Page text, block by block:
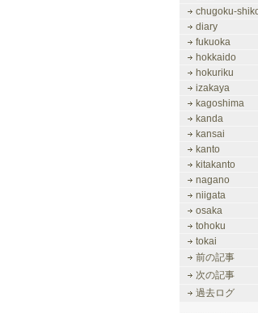
chugoku-
diary
fukuoka
hokkaido
hokuriku
izakaya
kagoshima
kanda
kansai
kanto
kitakanto
nagano
niigata
osaka
tohoku
tokai
前の記事
次の記事
過去ログ